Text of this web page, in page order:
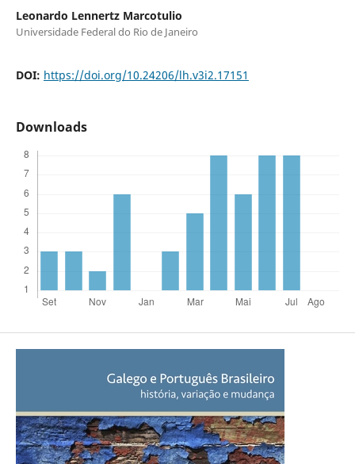
Leonardo Lennertz Marcotulio
Universidade Federal do Rio de Janeiro
DOI: https://doi.org/10.24206/lh.v3i2.17151
Downloads